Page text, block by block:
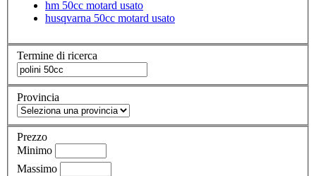
hm 50cc motard usato
husqvarna 50cc motard usato
Termine di ricerca
Provincia
Prezzo
Minimo
Massimo